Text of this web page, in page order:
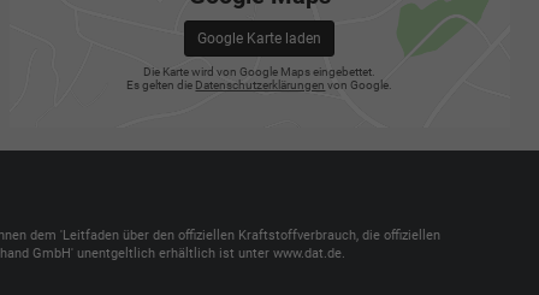
Google Karte laden
Die Karte wird von Google Maps eingebettet.
Es gelten die Datenschutzerklärungen von Google.
dem 'Leitfaden über den offiziellen Kraftstoffverbrauch, die offiziellen
GmbH' unentgeltlich erhältlich ist unter www.dat.de.